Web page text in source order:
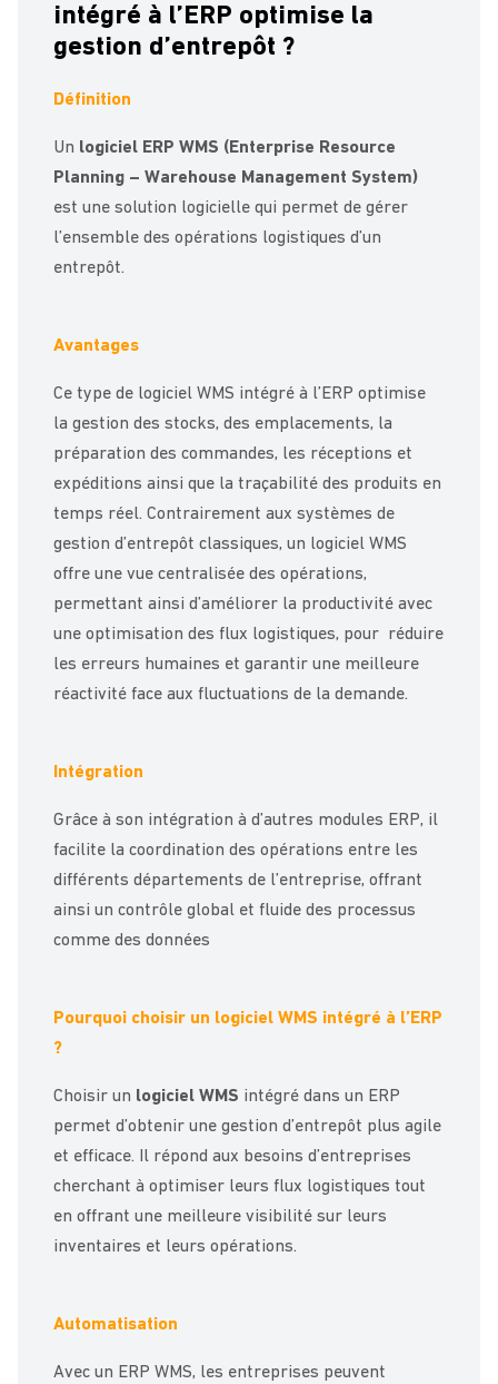
intégré à l’ERP optimise la
gestion d’entrepôt ?
Définition
Un logiciel ERP WMS (Enterprise Resource
Planning – Warehouse Management System)
est une solution logicielle qui permet de gérer
l’ensemble des opérations logistiques d’un
entrepôt.
Avantages
Ce type de logiciel WMS intégré à l’ERP optimise
la gestion des stocks, des emplacements, la
préparation des commandes, les réceptions et
expéditions ainsi que la traçabilité des produits en
temps réel. Contrairement aux systèmes de
gestion d’entrepôt classiques, un logiciel WMS
offre une vue centralisée des opérations,
permettant ainsi d’améliorer la productivité avec
une optimisation des flux logistiques, pour réduire
les erreurs humaines et garantir une meilleure
réactivité face aux fluctuations de la demande.
Intégration
Grâce à son intégration à d’autres modules ERP, il
facilite la coordination des opérations entre les
différents départements de l’entreprise, offrant
ainsi un contrôle global et fluide des processus
comme des données
Pourquoi choisir un logiciel WMS intégré à l’ERP
?
Choisir un logiciel WMS intégré dans un ERP
permet d’obtenir une gestion d’entrepôt plus agile
et efficace. Il répond aux besoins d’entreprises
cherchant à optimiser leurs flux logistiques tout
en offrant une meilleure visibilité sur leurs
inventaires et leurs opérations.
Automatisation
Avec un ERP WMS, les entreprises peuvent